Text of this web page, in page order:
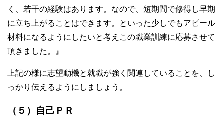
く、若干の経験はあります。なので、短期間で修得し早期
に立ち上がることはできます。といった少しでもアピール
材料になるようにしたいと考えこの職業訓練に応募させて
頂きました。』
上記の様に志望動機と就職が強く関連していることを、し
っかり伝えるようにしましょう。
（５）自己ＰＲ